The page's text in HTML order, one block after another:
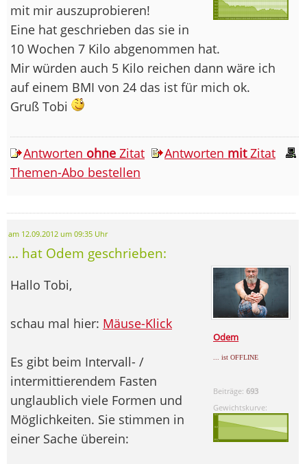
mit mir auszuprobieren!
Eine hat geschrieben das sie in
10 Wochen 7 Kilo abgenommen hat.
Mir würden auch 5 Kilo reichen dann wäre ich
auf einem BMI von 24 das ist für mich ok.
Gruß Tobi
Antworten ohne Zitat Antworten mitZitat
Themen-Abo bestellen
am 12.09.2012 um 09:35 Uhr
... hat Odem geschrieben:
Odem
... ist OFFLINE
Beiträge: 693
Gewichtskurve:
Hallo Tobi,
schau mal hier: Mäuse-Klick
Es gibt beim Intervall- /
intermittierendem Fasten
unglaublich viele Formen und
Möglichkeiten. Sie stimmen in
einer Sache überein: